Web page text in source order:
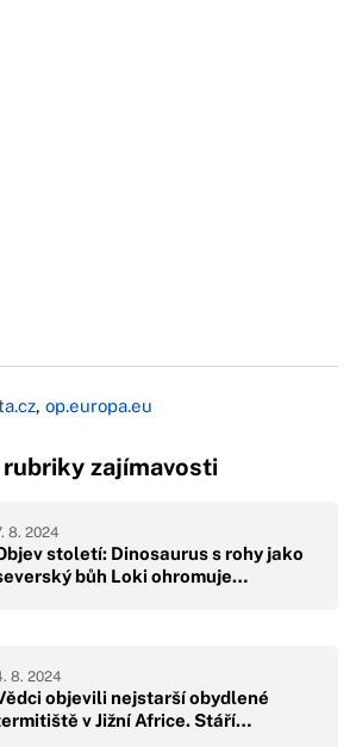
, op.europa.eu
zajímavosti
století: Dinosaurus s rohy jako
bůh Loki ohromuje…
8. 2024
objevili nejstarší obydlené
v Jižní Africe. Stáří…
8. 2024